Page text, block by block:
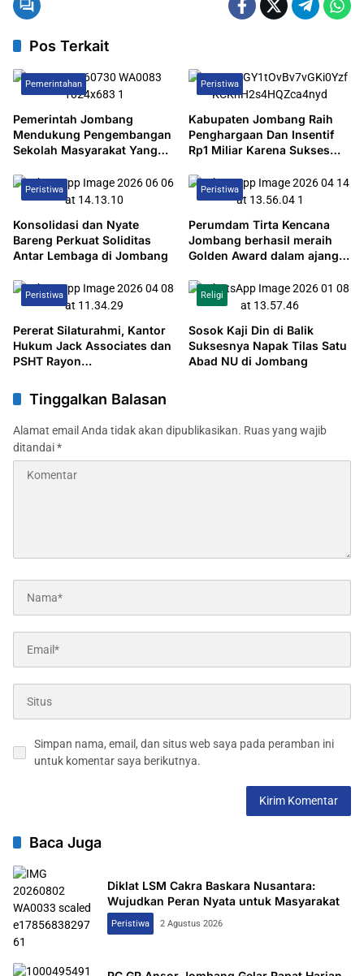
Pos Terkait
Pemerintahan
Pemerintah Jombang
Mendukung Pengembangan
Sekolah Masyarakat Yang
Hibahkan 6,3 Hektar Untuk
Sekolah Rakyat Terintegritas
Peristiwa
Kabupaten Jombang Raih
Penghargaan Dan Insentif
Rp1 Miliar Karena Sukses
Pengangguran.
Peristiwa
Konsolidasi dan Nyate
Bareng Perkuat Soliditas
Antar Lembaga di Jombang
Peristiwa
Perumdam Tirta Kencana
Jombang berhasil meraih
Golden Award dalam ajang
bukti konsistensi kinerja
serta komitmen terhadap
Peristiwa
Pererat Silaturahmi, Kantor
Hukum Jack Associates dan
PSHT Rayon
Bihalal 1447 H
Religi
Sosok Kaji Din di Balik
Suksesnya Napak Tilas Satu
Abad NU di Jombang
Tinggalkan Balasan
Alamat email Anda tidak akan dipublikasikan. Ruas yang wajib
ditandai*
Simpan nama, email, dan situs web saya pada peramban ini
untuk komentar saya berikutnya.
Baca Juga
Diklat LSM Cakra Baskara Nusantara:
Wujudkan Peran Nyata untuk Masyarakat
Peristiwa 2 Agustus 2026